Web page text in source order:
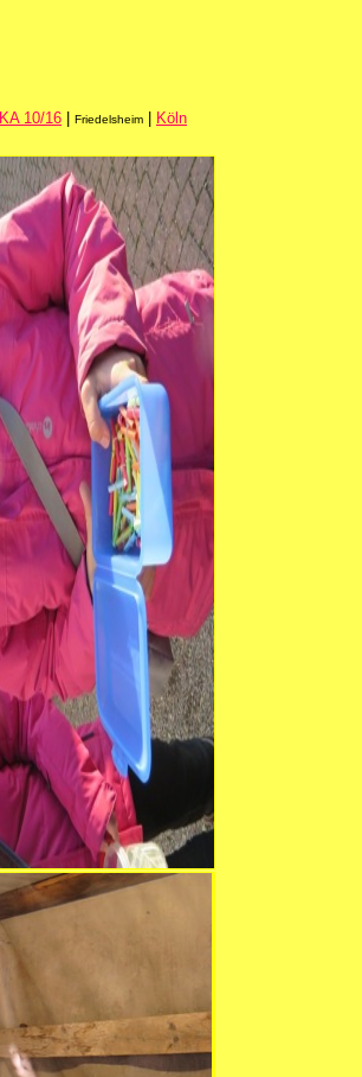
KA 10/16 Friedelsheim Köln